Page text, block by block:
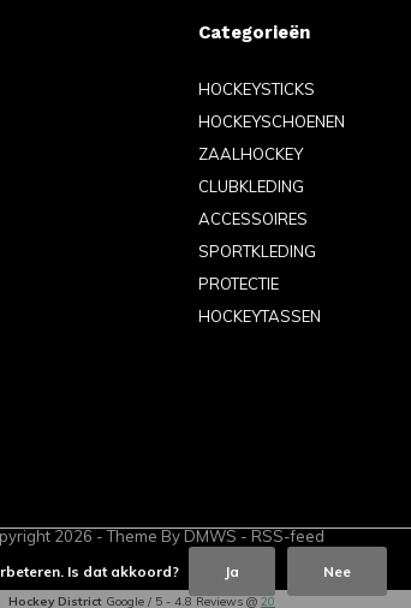
Categorieën
HOCKEYSTICKS
HOCKEYSCHOENEN
ZAALHOCKEY
CLUBKLEDING
ACCESSOIRES
SPORTKLEDING
PROTECTIE
HOCKEYTASSEN
2026 - Theme By DMWS - RSS-feed
Hockey District Google / 5 - 4.8Reviews @20
Is dat akkoord? Ja Nee